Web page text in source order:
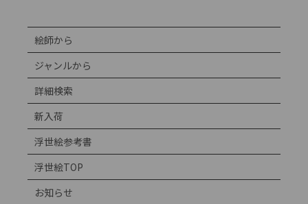
絵師から
ジャンルから
詳細検索
新入荷
浮世絵参考書
浮世絵TOP
お知らせ